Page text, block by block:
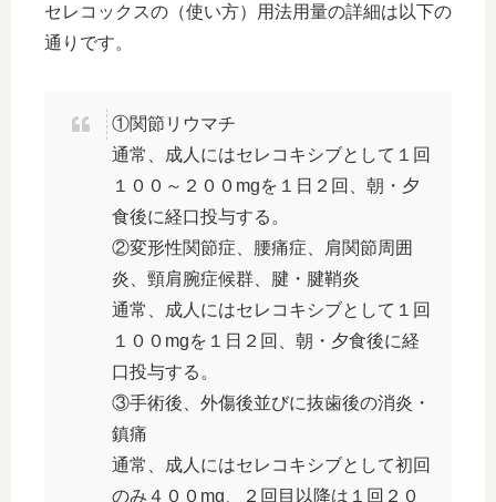
セレコックスの（使い方）用法用量の詳細は以下の
通りです。
①関節リウマチ
通常、成人にはセレコキシブとして１回
１００～２００mgを１日２回、朝・夕
食後に経口投与する。
②変形性関節症、腰痛症、肩関節周囲
炎、頸肩腕症候群、腱・腱鞘炎
通常、成人にはセレコキシブとして１回
１００mgを１日２回、朝・夕食後に経
口投与する。
③手術後、外傷後並びに抜歯後の消炎・
鎮痛
通常、成人にはセレコキシブとして初回
のみ４００mg、２回目以降は１回２０